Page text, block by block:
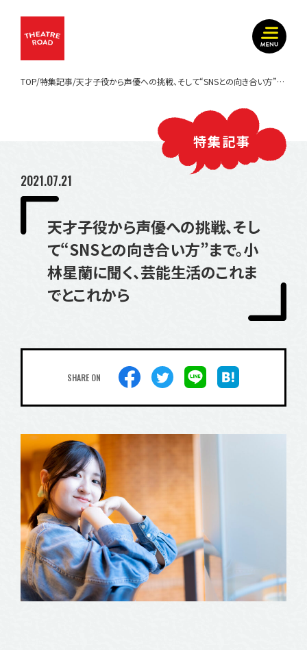
TOP 特集記事 天才子役から声優への挑戦、そして“SNSとの向き合い方”まで。小林星蘭に聞く、芸能生活のこれまでとこれから
2021.07.21
天才子役から声優への挑戦、そし
て“SNSとの向き合い方”まで。小
林星蘭に聞く、芸能生活のこれま
でとこれから
特集記事
SHARE ON